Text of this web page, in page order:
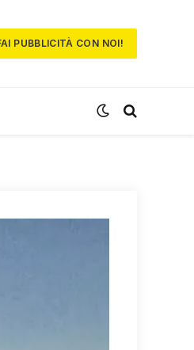
PUBBLICITÀ CON NOI!